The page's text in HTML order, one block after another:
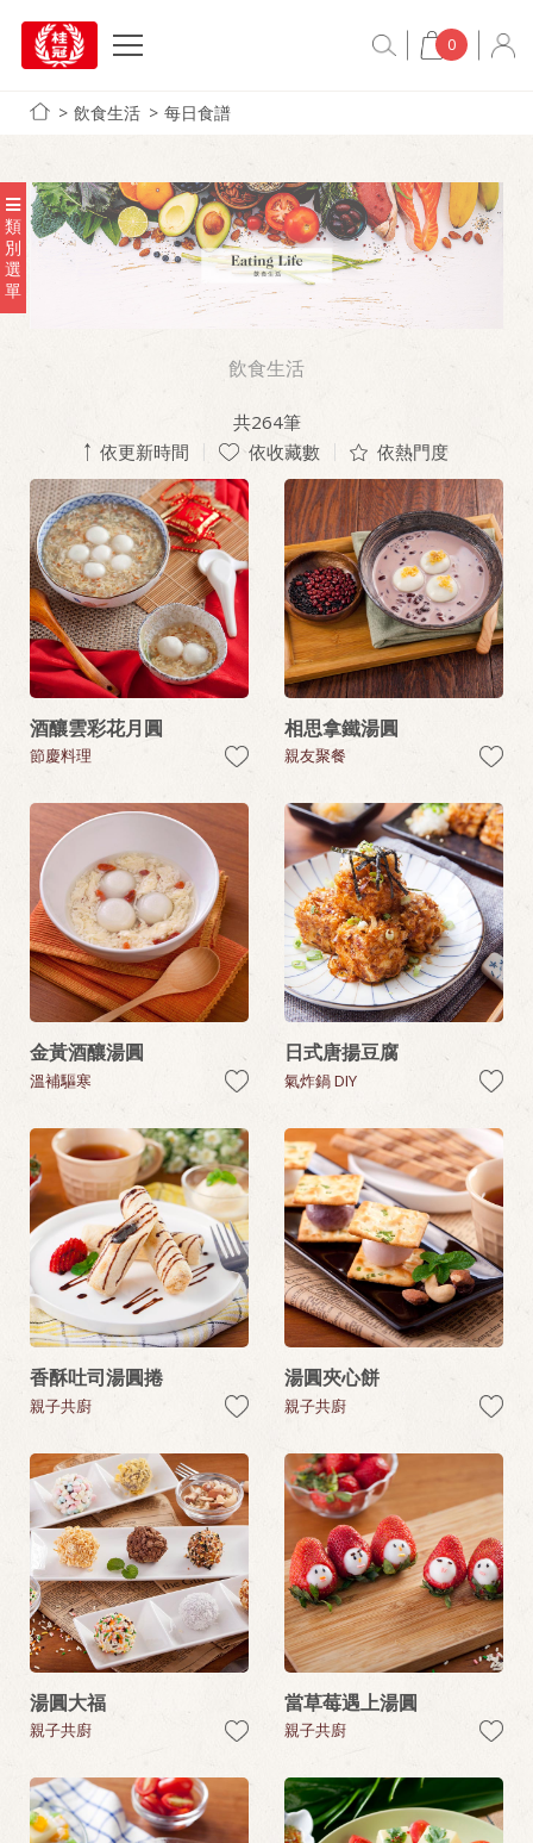
0
飲食生活 每日食譜
類
別
選
單
飲食生活
共264筆
依更新時間
依收藏數 依熱門度
酒釀雲彩花月圓
節慶料理
相思拿鐵湯圓
親友聚餐
金黃酒釀湯圓
溫補驅寒
日式唐揚豆腐
氣炸鍋 DIY
香酥吐司湯圓捲
親子共廚
湯圓夾心餅
親子共廚
湯圓大福
親子共廚
當草莓遇上湯圓
親子共廚